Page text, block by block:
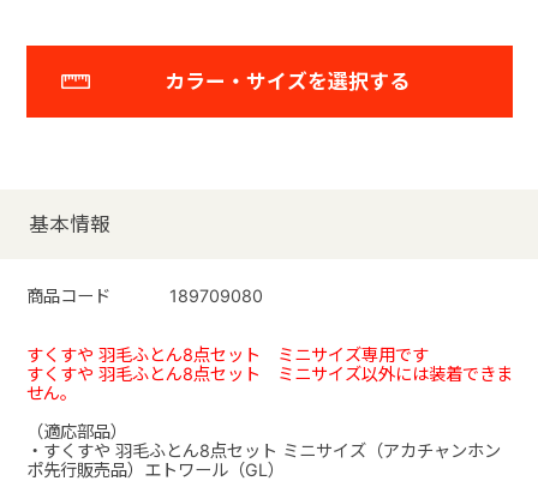
カラー・サイズを選択する
基本情報
商品コード 189709080
すくすや 羽毛ふとん8点セット ミニサイズ専用です
すくすや 羽毛ふとん8点セット ミニサイズ以外には装着できま
せん。
（適応部品）
・すくすや 羽毛ふとん8点セット ミニサイズ（アカチャンホン
ポ先行販売品）エトワール（GL）